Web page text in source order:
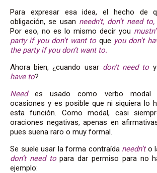
Para expresar esa idea, el hecho de
obligación, se usan needn’t, don’t need
Por eso, no es lo mismo decir you
party if you don’t want to que you don’t
the party if you don’t want to.
Ahora bien, ¿cuando usar don’t need to
have to?
Needes usado como verbo modal
ocasiones y es posible que ni siquiera lo
esta función. Como modal, casi
oraciones negativas, apenas en
pues suena raro o muy formal.
Se suele usar la forma contraída needn’to
don’t need topara dar permiso para no
ejemplo: